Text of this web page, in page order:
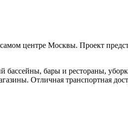
центре Москвы. Проект
бассейны, бары и рестораны,
Отличная транспортная